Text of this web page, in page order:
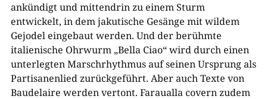
ankündigt und mittendrin zu einem Sturm
entwickelt, in dem jakutische Gesänge mit wildem
Gejodel eingebaut werden. Und der berühmte
italienische Ohrwurm „Bella Ciao“ wird durch einen
unterlegten Marschrhythmus auf seinen Ursprung als
Partisanenlied zurückgeführt. Aber auch Texte von
Baudelaire werden vertont. Faraualla covern zudem